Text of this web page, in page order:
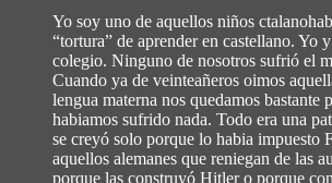
Yo soy uno de aquellos niños
“tortura” de aprender en castellano. Yo
colegio. Ninguno de nosotros sufrió el
Cuando ya de veinteañeros oimos
lengua materna nos quedamos bastante
habiamos sufrido nada. Todo era una
se creyó solo porque lo habia impuesto
aquellos alemanes que reniegan de las
porque las construyó Hitler o porque